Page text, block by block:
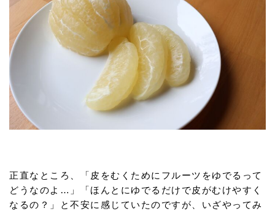
正直なところ、「皮をむくためにフルーツをゆでるって
どうなのよ…」「ほんとにゆでるだけで皮がむけやすく
なるの？」と不安に感じていたのですが、いざやってみ